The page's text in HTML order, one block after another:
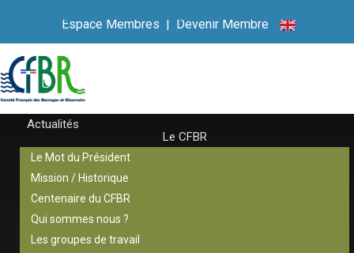
Espace Membres | Devenir Membre
Actualités
Le CFBR
Le Mot du Président
Mission / Historique
Centenaire du CFBR
Qui sommes nous ?
Les groupes de travail